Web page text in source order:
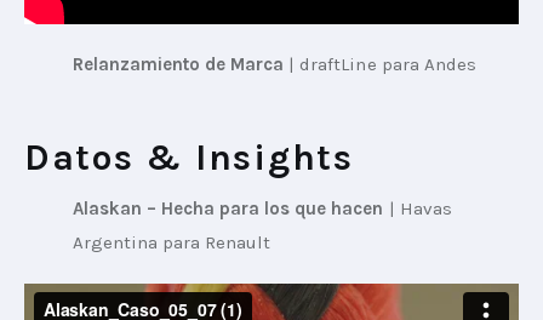
Relanzamiento de Marca | draftLine para Andes
Datos & Insights
Alaskan – Hecha para los que hacen | Havas
Argentina para Renault